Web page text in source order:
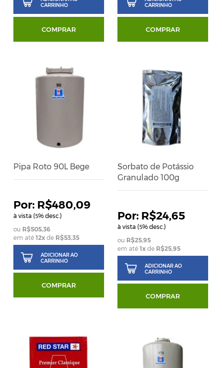
CARRINHO
COMPRAR
CARRINHO
COMPRAR
Pipa Roto 90L Bege
R$480,09
à vista (5% desc.)
R$505,36
em até12x de R$53,35
ADICIONAR AO
CARRINHO
COMPRAR
Sorbato de Potássio
Granulado 100g
R$24,65
à vista (5% desc.)
R$25,95
em até 1xde R$25,95
ADICIONAR AO
CARRINHO
COMPRAR